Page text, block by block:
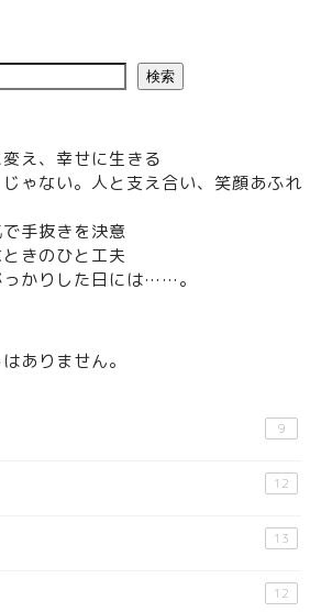
検索
え、幸せに生きる
ゃない。人と支え合い、笑顔あふれ
手抜きを決意
きのひと工夫
かりした日には……。
ありません。
9
12
13
12